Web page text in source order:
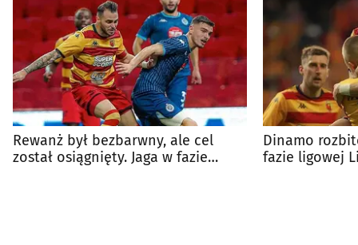
Rewanż był bezbarwny, ale cel
został osiągnięty. Jaga w fazie
Dinamo
fazie ligowej